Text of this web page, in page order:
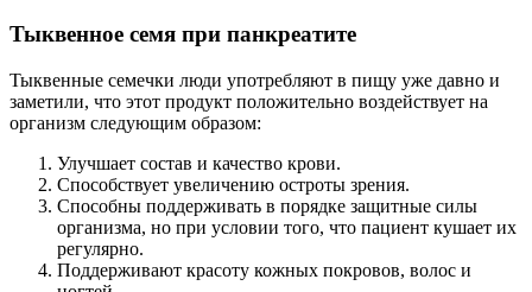
Тыквенное семя при панкреатите
Тыквенные семечки люди употребляют в пищу уже давно и
заметили, что этот продукт положительно воздействует на
организм следующим образом:
Улучшает состав и качество крови.
Способствует увеличению остроты зрения.
Способны поддерживать в порядке защитные силы
организма, но при условии того, что пациент кушает их
регулярно.
Поддерживают красоту кожных покровов, волос и